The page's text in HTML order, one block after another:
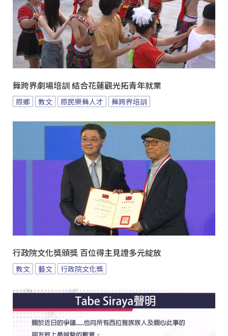
舞跨界劇場培訓 結合花蓮觀光拓青年就業
原鄉 教文 原民樂舞人才 舞跨界培訓
行政院文化獎頒獎 百位得主見證多元綻放
教文 藝文 行政院文化獎